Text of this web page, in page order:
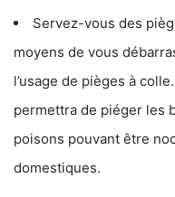
Servez-vous des
moyens de vous
l’usage de pièges à
permettra de piéger les
poisons pouvant être
domestiques.